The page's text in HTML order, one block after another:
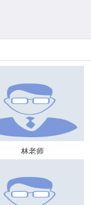
林老师